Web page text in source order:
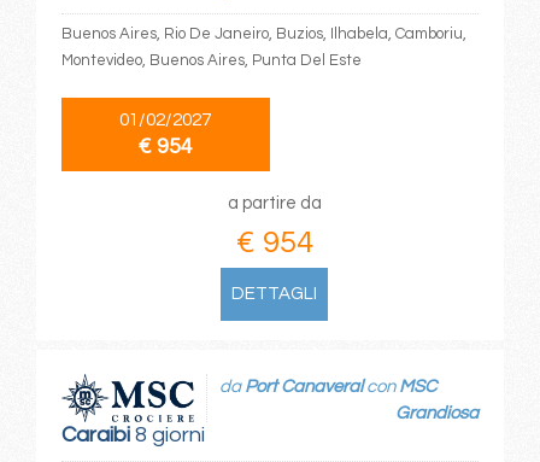
Buenos Aires, Rio De Janeiro, Buzios, Ilhabela, Camboriu,
Montevideo, Buenos Aires, Punta Del Este
01/02/2027
€ 954
a partire da
€ 954
DETTAGLI
Caraibi8 giorni
da Port Canaveralcon MSC
Grandiosa